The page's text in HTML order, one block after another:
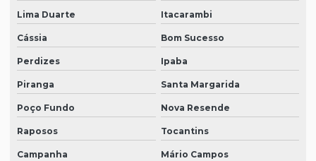
Lima Duarte Itacarambi
Cássia Bom Sucesso
Perdizes Ipaba
Piranga Santa Margarida
Poço Fundo Nova Resende
Raposos Tocantins
Campanha Mário Campos